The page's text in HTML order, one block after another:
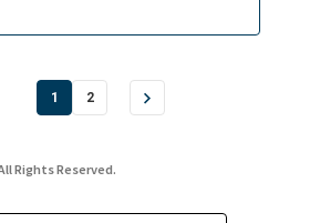
1 2
Rights Reserved.